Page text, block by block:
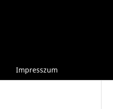
Impresszum